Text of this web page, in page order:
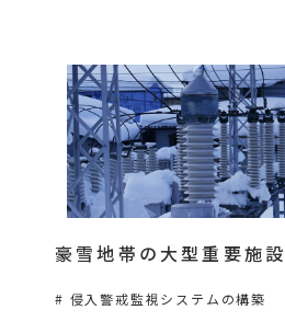
豪雪地帯の大型重要施
# 侵入警戒監視システムの構築